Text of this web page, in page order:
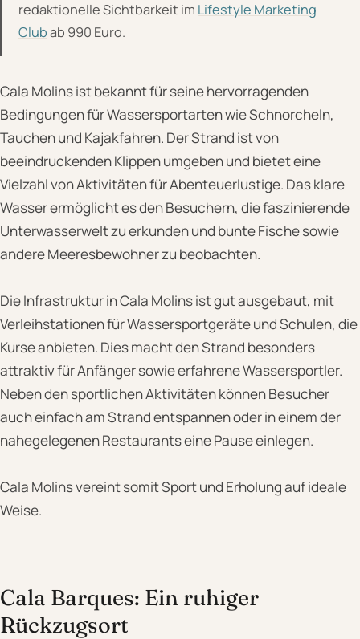
redaktionelle Sichtbarkeit im Lifestyle Marketing
Clubab 990 Euro.
Cala Molins ist bekannt für seine hervorragenden
Bedingungen für Wassersportarten wie Schnorcheln,
Tauchen und Kajakfahren. Der Strand ist von
beeindruckenden Klippen umgeben und bietet eine
Vielzahl von Aktivitäten für Abenteuerlustige. Das klare
Wasser ermöglicht es den Besuchern, die faszinierende
Unterwasserwelt zu erkunden und bunte Fische sowie
andere Meeresbewohner zu beobachten.
Die Infrastruktur in Cala Molins ist gut ausgebaut, mit
Verleihstationen für Wassersportgeräte und Schulen, die
Kurse anbieten. Dies macht den Strand besonders
attraktiv für Anfänger sowie erfahrene Wassersportler.
Neben den sportlichen Aktivitäten können Besucher
auch einfach am Strand entspannen oder in einem der
nahegelegenen Restaurants eine Pause einlegen.
Cala Molins vereint somit Sport und Erholung auf ideale
Weise.
Cala Barques: Ein ruhiger
Rückzugsort